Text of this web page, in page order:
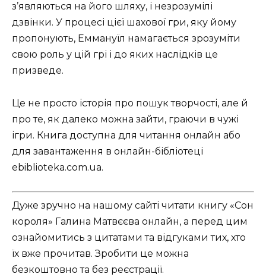
з’являються на його шляху, і незрозумілі
дзвінки. У процесі цієї шахової гри, яку йому
пропонують, Еммануїл намагається зрозуміти
свою роль у цій грі і до яких наслідків це
призведе.
Це не просто історія про пошук творчості, але й
про те, як далеко можна зайти, граючи в чужі
ігри. Книга доступна для читання онлайн або
для завантаження в онлайн-бібліотеці
ebiblioteka.com.ua.
Дуже зручно на нашому сайті читати книгу «Сон
короля» Галина Матвєєва онлайн, а перед цим
ознайомитись з цитатами та відгуками тих, хто
їх вже прочитав. Зробити це можна
безкоштовно та без реєстрації.